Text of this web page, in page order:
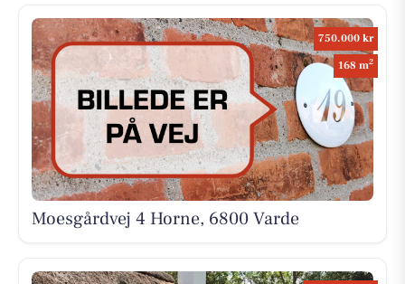
750.000 kr
168 m2
Moesgårdvej 4 Horne, 6800 Varde